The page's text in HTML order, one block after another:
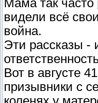
Мама так
видели всё
война.
Эти рассказы -
Вот в августе
призывники с